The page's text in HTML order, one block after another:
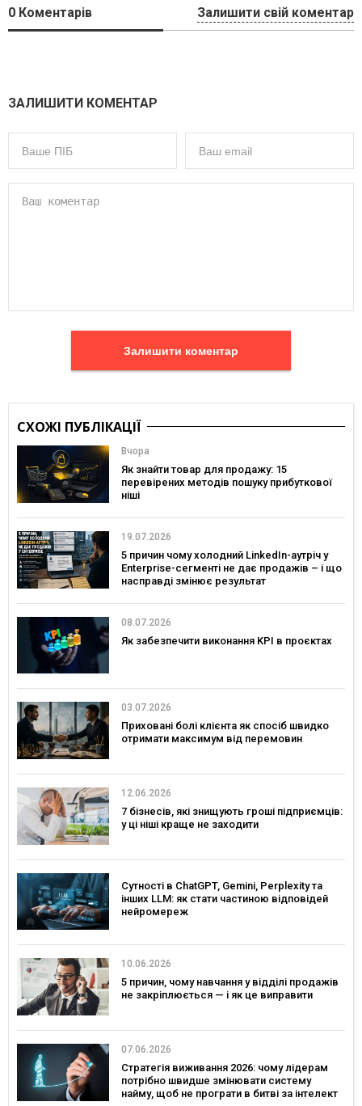
0 Коментарів Залишити свій коментар
ЗАЛИШИТИ КОМЕНТАР
Залишити коментар
СХОЖІ ПУБЛІКАЦІЇ
Вчора
Як знайти товар для продажу: 15
перевірених методів пошуку прибуткової
ніші
19.07.2026
5 причин чому холодний LinkedIn-аутріч у
Enterprise-сегменті не дає продажів – і що
насправді змінює результат
08.07.2026
Як забезпечити виконання KPI в проєктах
03.07.2026
Приховані болі клієнта як спосіб швидко
отримати максимум від перемовин
12.06.2026
7 бізнесів, які знищують гроші підприємців:
у ці ніші краще не заходити
Сутності в ChatGPT, Gemini, Perplexity та
інших LLM: як стати частиною відповідей
нейромереж
10.06.2026
5 причин, чому навчання у відділі продажів
не закріплюється — і як це виправити
07.06.2026
Стратегія виживання 2026: чому лідерам
потрібно швидше змінювати систему
найму, щоб не програти в битві за інтелект